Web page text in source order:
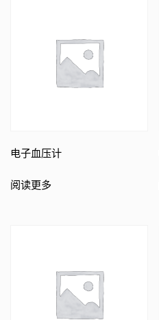
电子血压计
阅读更多